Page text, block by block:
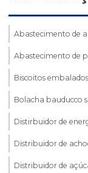
Abastecimento de
Abastecimento de
Biscoitos
Bolacha bauducco
Distirbuidor de
Distribuidor de
Distribuidor de